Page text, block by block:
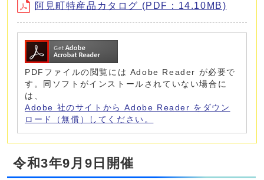
阿見町特産品カタログ (PDF：14.10MB)
PDFファイルの閲覧には Adobe Reader が必要で
す。同ソフトがインストールされていない場合に
は、
Adobe 社のサイトから Adobe Reader をダウン
ロード（無償）してください。
令和3年9月9日開催